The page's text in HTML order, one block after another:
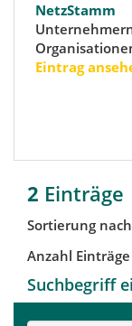
NetzStamm
Eintrag
2 Einträge
Sortierung nach
Anzahl
Suchbegriff